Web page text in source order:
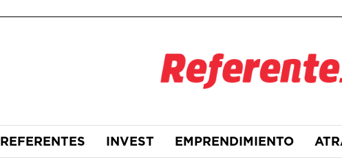
REFERENTES INVEST EMPRENDIMIENTO